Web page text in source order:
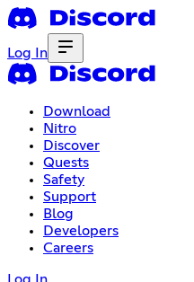
Log In
Download
Nitro
Discover
Quests
Safety
Support
Blog
Developers
Careers